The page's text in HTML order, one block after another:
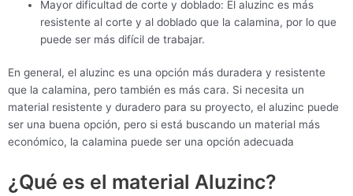
Mayor dificultad de corte y doblado: El aluzinc es más
resistente al corte y al doblado que la calamina, por lo que
puede ser más difícil de trabajar.
En general, el aluzinc es una opción más duradera y resistente
que la calamina, pero también es más cara. Si necesita un
material resistente y duradero para su proyecto, el aluzinc puede
ser una buena opción, pero si está buscando un material más
económico, la calamina puede ser una opción adecuada
¿Qué es el material Aluzinc?